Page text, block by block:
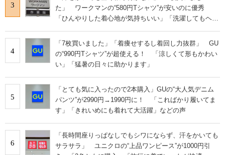
3
た」 ワークマンの“580円Tシャツ”が安いのに優秀
「ひんやりした着心地が気持ちいい」「洗濯してもヘタ
4
「7枚買いました」「着痩せするし着回し力抜群」 GU
の“990円Tシャツ”が超使える！ 「涼しくて形もかわい
い」「猛暑の日々に助かります」
5
「とても気に入ったので2本購入」GUの“大人気デニム
パンツ”が2990円→1990円に！ 「こればかり履いてま
す」「きれいめにも着れて大活躍」などの声
6
「長時間座りっぱなしでもシワにならず、汗をかいても
サラサラ」 ユニクロの“上品ワンピース”が1000円引